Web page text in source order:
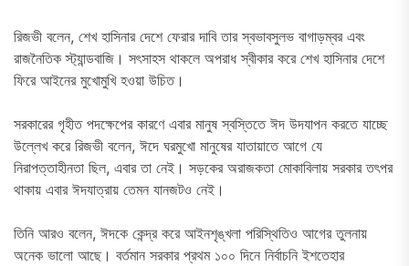
রিজভী বলেন, শেখ হাসিনার দেশে ফেরার দাবি তার স্বভাবসুলভ বাগাড়ম্বর এবং
রাজনৈতিক স্ট্যান্ডবাজি। সৎসাহস থাকলে অপরাধ স্বীকার করে শেখ হাসিনার দেশে
ফিরে আইনের মুখোমুখি হওয়া উচিত।
সরকারের গৃহীত পদক্ষেপের কারণে এবার মানুষ স্বস্তিতে ঈদ উদযাপন করতে যাচ্ছে
উল্লেখ করে রিজভী বলেন, ঈদে ঘরমুখো মানুষের যাতায়াতে আগে যে
নিরাপত্তাহীনতা ছিল, এবার তা নেই। সড়কের অরাজকতা মোকাবিলায় সরকার তৎপর
থাকায় এবার ঈদযাত্রায় তেমন যানজটও নেই।
তিনি আরও বলেন, ঈদকে কেন্দ্র করে আইনশৃঙ্খলা পরিস্থিতিও আগের তুলনায়
অনেক ভালো আছে। বর্তমান সরকার প্রথম ১০০ দিনে নির্বাচনি ইশতেহার